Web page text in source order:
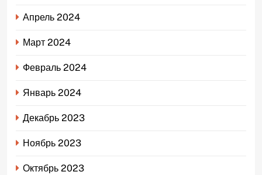
Апрель 2024
Март 2024
Февраль 2024
Январь 2024
Декабрь 2023
Ноябрь 2023
Октябрь 2023